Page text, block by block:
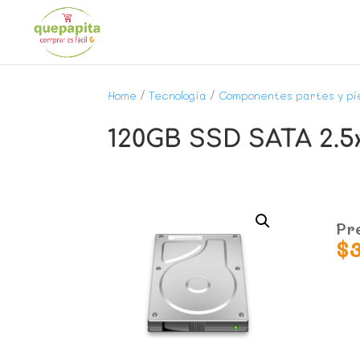
Home /Tecnología / Componentes partes y
120GB SSD SATA
$